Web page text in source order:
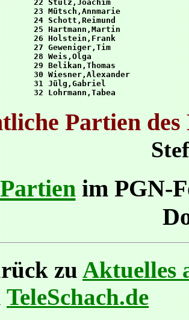
22 Stulz,Joachim
23 Mütsch,Annmarie
24 Schott,Reimund
25 Hartmann,Martin
26 Holstein,Frank
27 Geweniger,Tim
28 Weis,Olga
29 Belikan,Thomas
30 Wiesner,Alexander
31 Jülg,Gabriel
Partien
im PGN-
zuAktuelles
TeleSchach.de